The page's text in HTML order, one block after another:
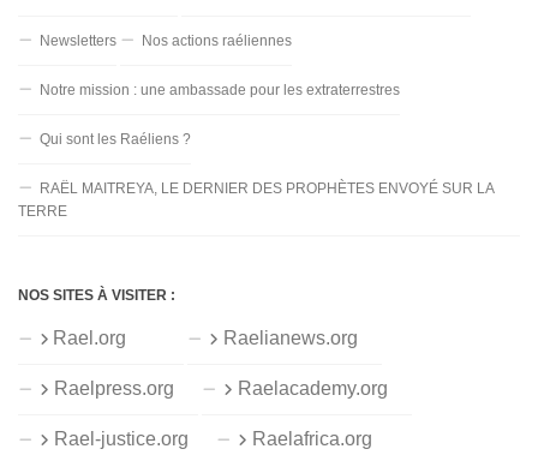
Newsletters Nos actions raéliennes
Notre mission : une ambassade pour les extraterrestres
Qui sont les Raéliens ?
RAËL MAITREYA, LE DERNIER DES PROPHÈTES ENVOYÉ SUR LA
TERRE
NOS SITES À VISITER :
Rael.org Raelianews.org
Raelpress.org Raelacademy.org
Rael-justice.org Raelafrica.org